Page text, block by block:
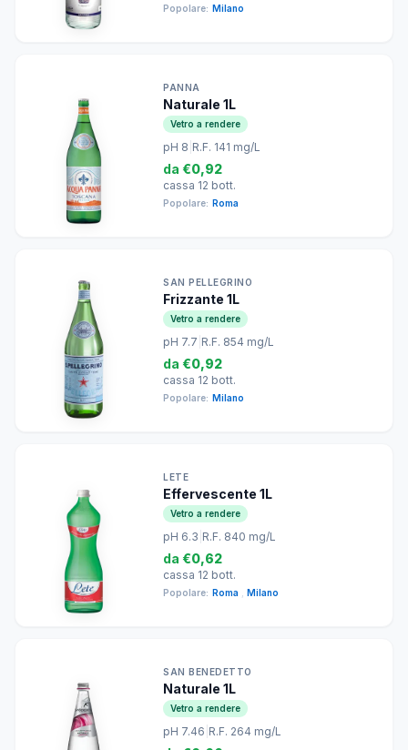
Popolare: Milano
PANNA
Naturale 1L
Vetro a rendere
pH 8 R.F. 141 mg/L
da €0,92
cassa 12 bott.
Popolare: Roma
SAN PELLEGRINO
Frizzante 1L
Vetro a rendere
pH 7.7 R.F. 854 mg/L
da €0,92
cassa 12 bott.
Popolare: Milano
LETE
Effervescente 1L
Vetro a rendere
pH 6.3 R.F. 840 mg/L
da €0,62
cassa 12 bott.
Popolare: Roma Milano
SAN BENEDETTO
Naturale 1L
Vetro a rendere
pH 7.46 R.F. 264 mg/L